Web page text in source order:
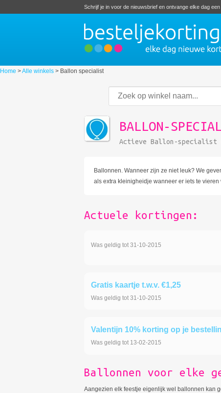
Schrijf je in voor de nieuwsbrief en ontvange elke dag
Home >Alle winkels > Ballon specialist
BALLON-
Actieve Ballon-specialist
Ballonnen. Wanneer zijn ze niet leuk? We
als extra kleinigheidje wanneer er iets te
Actuele kortingen:
Was geldig tot 31-10-2015
Gratis kaartje t.w.v. €1,25
Was geldig tot 31-10-2015
Valentijn 10% korting op je
Was geldig tot 13-02-2015
Ballonnen voor elke
Aangezien elk feestje eigenlijk wel ballonnen kan